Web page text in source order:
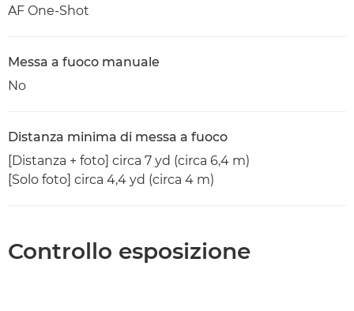
AF One-Shot
Messa a fuoco manuale
No
Distanza minima di messa a fuoco
[Distanza + foto] circa 7 yd (circa 6,4 m)
[Solo foto] circa 4,4 yd (circa 4 m)
Controllo esposizione